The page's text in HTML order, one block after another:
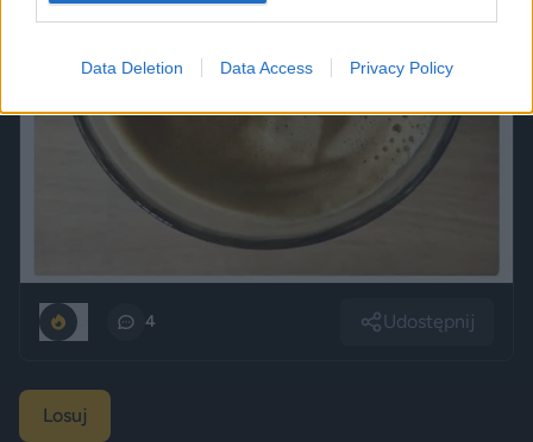
Data Deletion Data Access Privacy Policy
4 Udostępnij
Losuj